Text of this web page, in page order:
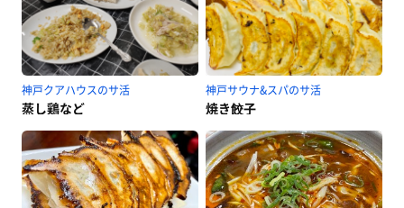
神戸クアハウスのサ活
蒸し鶏など
神戸サウナ&スパのサ活
焼き餃子